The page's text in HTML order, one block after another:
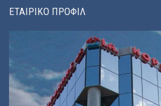
ΕΤΑΙΡΙΚΟ ΠΡΟΦΙΛ